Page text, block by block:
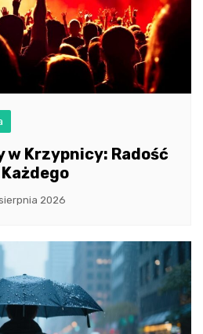
w Krzypnicy: Radość
2026